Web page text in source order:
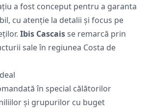
a fost conceput pentru a garanta
cu atenție la detalii și focus pe
Ibis Cascaisse remarcă prin
sale în regiunea Costa de
în special călătorilor
și grupurilor cu buget